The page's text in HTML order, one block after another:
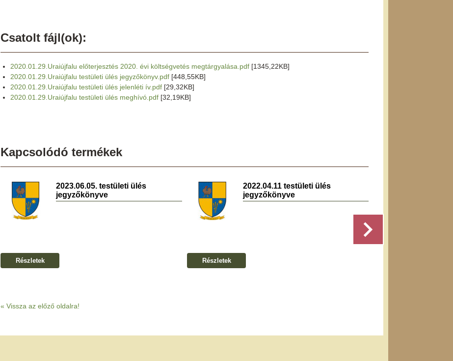
Csatolt fájl(ok):
2020.01.29.Uraiújfalu előterjesztés 2020. évi költségvetés megtárgyalása.pdf [1345,22KB]
2020.01.29.Uraiújfalu testületi ülés jegyzőkönyv.pdf [448,55KB]
2020.01.29.Uraiújfalu testületi ülés jelenléti ív.pdf [29,32KB]
2020.01.29.Uraiújfalu testületi ülés meghívó.pdf [32,19KB]
Kapcsolódó termékek
2023.06.05. testületi ülés
jegyzőkönyve
Részletek
2022.04.11 testületi ülés
jegyzőkönyve
Részletek
« Vissza az előző oldalra!